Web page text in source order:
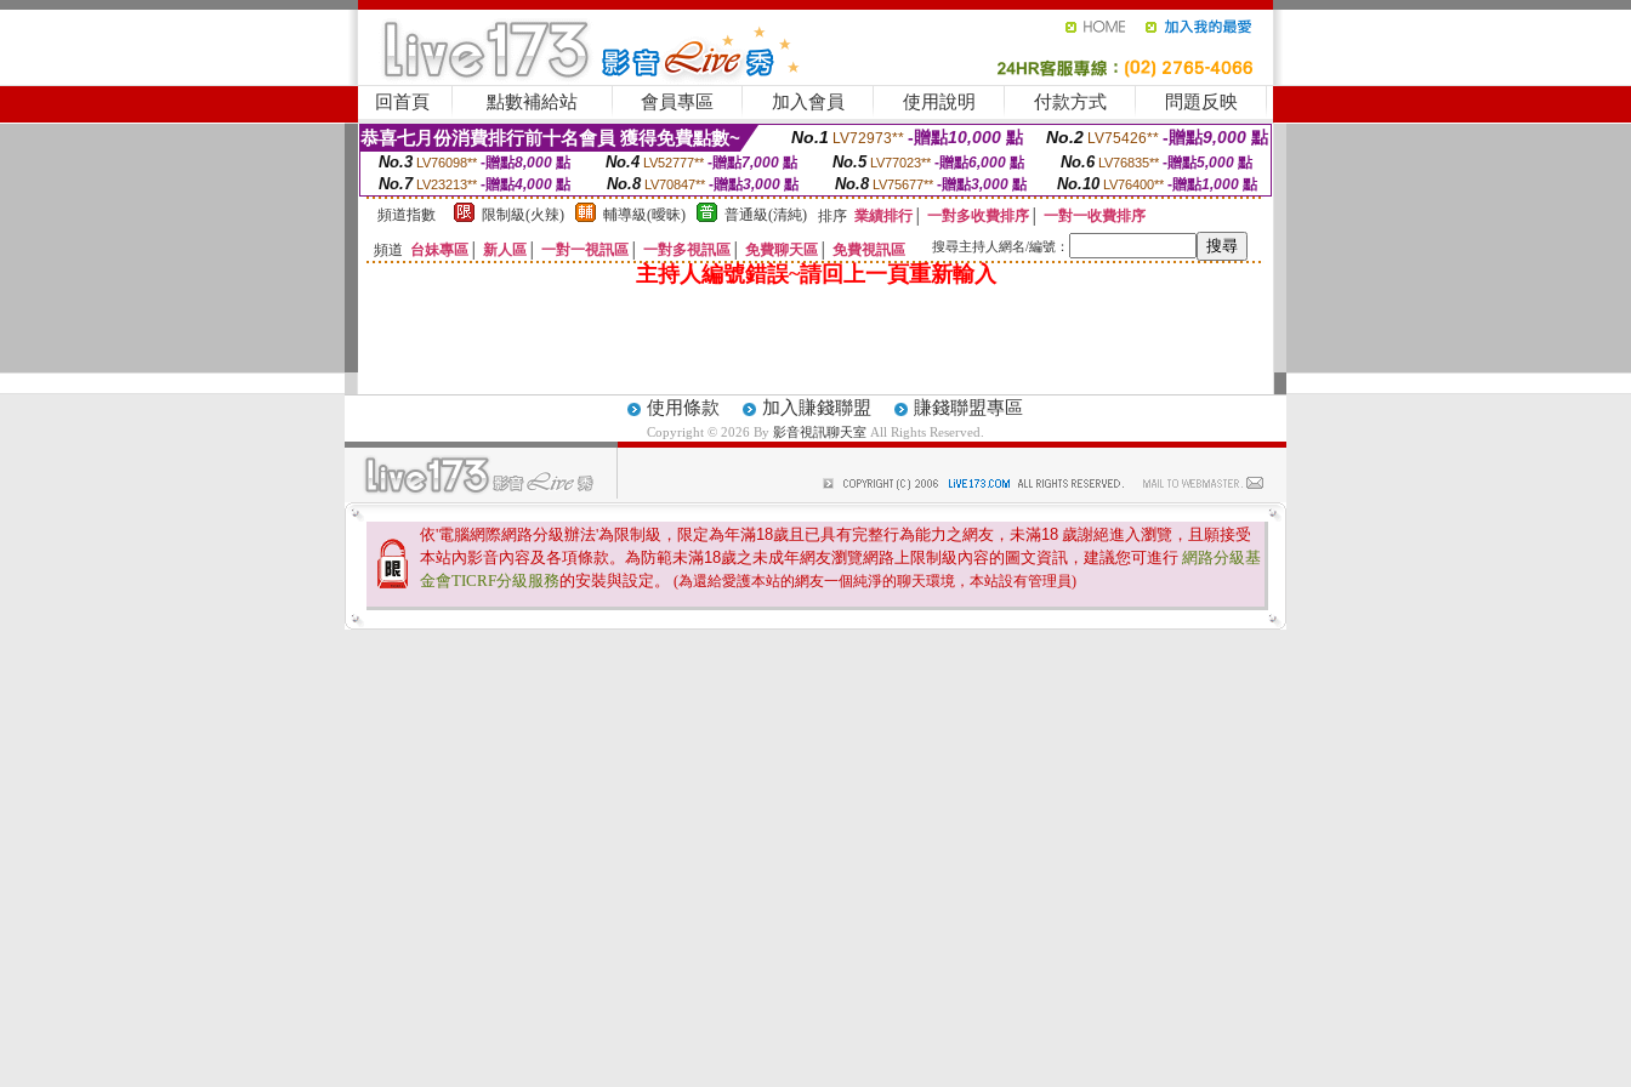
回首頁 點數補給站 會員專區 加入會員 使用說明 付款方式 問題反映
恭喜七月份消費排行前十名會員 獲得免費點數~ No.1 LV72973** -贈點10,000 點 No.2 LV75426** -贈點9,000 點
No.3 LV76098** -贈點8,000點 No.4 LV52777** -贈點7,000點 No.5 LV77023** -贈點6,000點 No.6 LV76835** -贈點5,000點
No.7 LV23213** -贈點4,000 點 No.8 LV70847** -贈點3,000 點 No.8 LV75677** -贈點3,000點 No.10 LV76400** -贈點1,000 點
頻道指數
限制級(火辣) 輔導級(曖昧) 普通級(清純) 排序 業績排行│ 一對多收費排序
一對一收費排序
頻道 台妹專區 新人區 一對一視訊區 一對多視訊區 免費聊天區 免費視訊區 搜尋主持人網名/編號：
主持人編號錯誤~請回上一頁重新輸入
使用條款 加入賺錢聯盟 賺錢聯盟專區
Copyright © 2026 By 影音視訊聊天室 All Rights Reserved.
依'電腦網際網路分級辦法'為限制級，限定為年滿18歲且已具有完整行為能力之網友，未滿18 歲謝絕進入瀏覽，且願接受
本站內影音內容及各項條款。為防範未滿18歲之未成年網友瀏覽網路上限制級內容的圖文資訊，建議您可進行 網路分級基
金會TICRF分級服務的安裝與設定。 (為還給愛護本站的網友一個純淨的聊天環境，本站設有管理員)